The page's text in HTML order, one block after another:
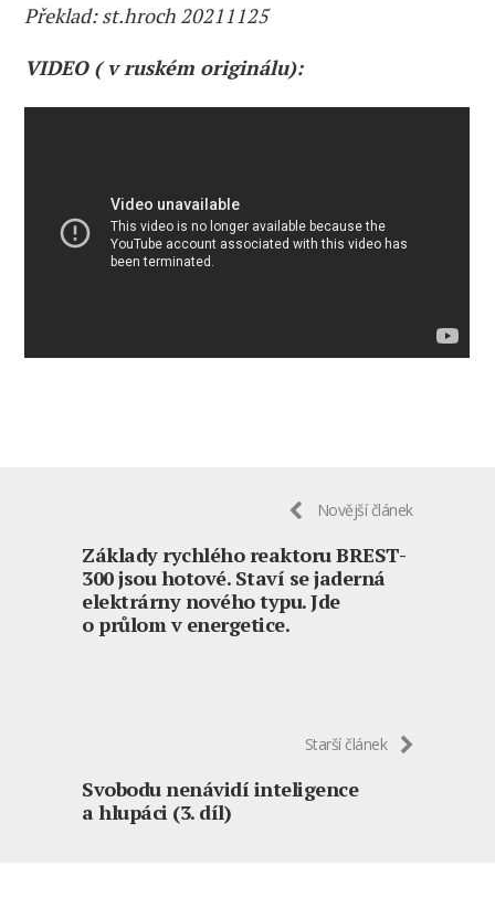
Překlad: st.hroch 20211125
VIDEO ( v ruském originálu):
Novější článek
Základy rychlého reaktoru BREST-
300 jsou hotové. Staví se jaderná
elektrárny nového typu. Jde
o průlom v energetice.
Starší článek
Svobodu nenávidí inteligence
a hlupáci (3. díl)